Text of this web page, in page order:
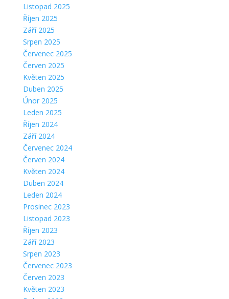
Listopad 2025
Říjen 2025
Září 2025
Srpen 2025
Červenec 2025
Červen 2025
Květen 2025
Duben 2025
Únor 2025
Leden 2025
Říjen 2024
Září 2024
Červenec 2024
Červen 2024
Květen 2024
Duben 2024
Leden 2024
Prosinec 2023
Listopad 2023
Říjen 2023
Září 2023
Srpen 2023
Červenec 2023
Červen 2023
Květen 2023